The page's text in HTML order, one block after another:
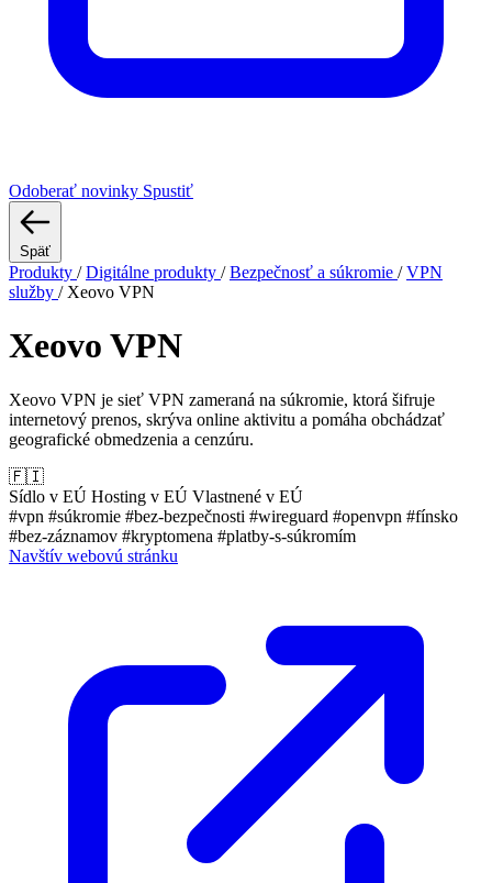
Odoberať novinky Spustiť
Späť
Produkty / Digitálne produkty / Bezpečnosť a súkromie / VPN
služby / Xeovo VPN
Xeovo VPN
Xeovo VPN je sieť VPN zameraná na súkromie, ktorá šifruje
internetový prenos, skrýva online aktivitu a pomáha obchádzať
geografické obmedzenia a cenzúru.
🇫🇮
Sídlo v EÚ Hosting v EÚ Vlastnené v EÚ
#vpn #súkromie #bez-bezpečnosti #wireguard #openvpn #fínsko
#bez-záznamov #kryptomena #platby-s-súkromím
Navštív webovú stránku